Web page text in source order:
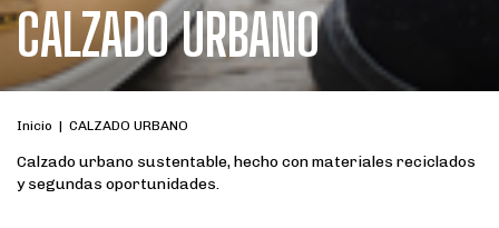
CALZADO URBANO
Inicio | CALZADO URBANO
Calzado urbano sustentable, hecho con materiales reciclados
y segundas oportunidades.